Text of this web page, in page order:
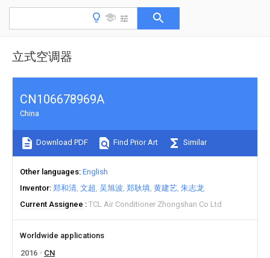
立式空调器
CN106678969A
China
Download PDF Find Prior Art Similar
Other languages English
Inventor 郑和清 文超 吴旭波 郑耿填 黄建艺 朱志龙
Current Assignee
TCL Air Conditioner Zhongshan Co Ltd
Worldwide applications
2016
CN